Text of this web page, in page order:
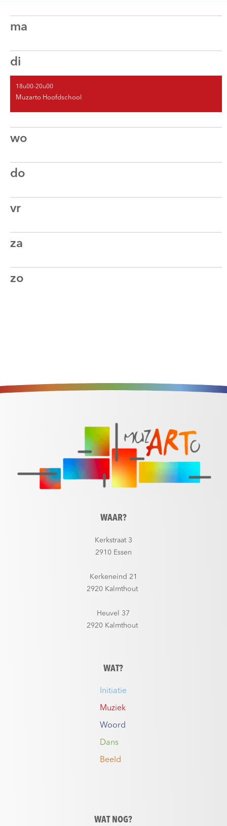
ma
di
18u00-20u00
Muzarto Hoofdschool
wo
do
vr
za
zo
WAAR?
Kerkstraat 3
2910 Essen
Kerkeneind 21
2920 Kalmthout
Heuvel 37
2920 Kalmthout
WAT?
Initiatie
Muziek
Woord
Dans
Beeld
WAT NOG?